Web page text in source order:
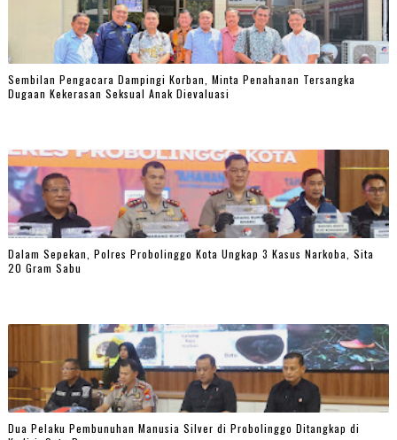
Sembilan Pengacara Dampingi Korban, Minta Penahanan Tersangka
Dugaan Kekerasan Seksual Anak Dievaluasi
Dalam Sepekan, Polres Probolinggo Kota Ungkap 3 Kasus Narkoba, Sita
20 Gram Sabu
Dua Pelaku Pembunuhan Manusia Silver di Probolinggo Ditangkap di